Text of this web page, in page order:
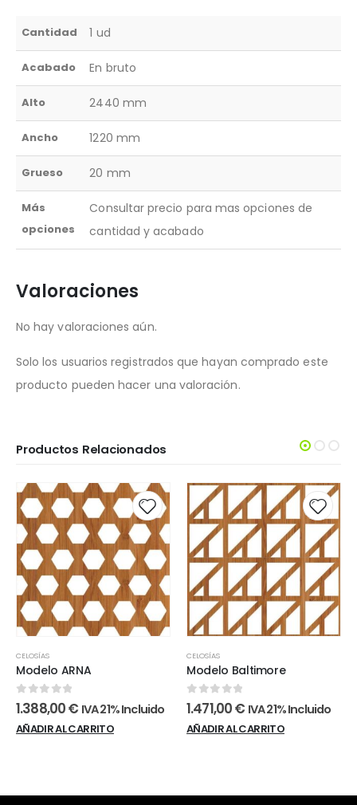
Cantidad 1 ud
Acabado En bruto
Alto 2440 mm
Ancho 1220 mm
Grueso 20 mm
Más
opciones
Consultar precio para mas opciones de
cantidad y acabado
Valoraciones
No hay valoraciones aún.
Solo los usuarios registrados que hayan comprado este
producto pueden hacer una valoración.
Productos Relacionados
CELOSÍAS
Modelo ARNA
0out of 5
1.388,00€ IVA 21% Incluido
AÑADIR AL CARRITO
CELOSÍAS
Modelo Baltimore
0 out of 5
1.471,00€ IVA 21% Incluido
AÑADIR AL CARRITO